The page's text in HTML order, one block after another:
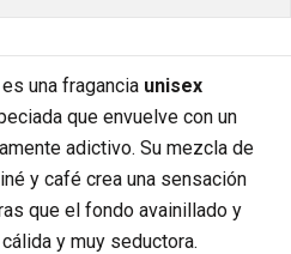
es una fragancia unisex
que envuelve con un
adictivo. Su mezcla de
y café crea una sensación
que el fondo avainillado y
y muy seductora.